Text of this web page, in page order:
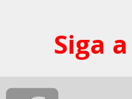
Siga